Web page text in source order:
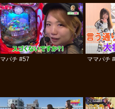
パチ #57 ママパチ